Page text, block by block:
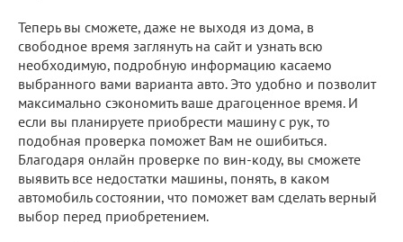
Теперь вы сможете, даже не выходя из дома, в
свободное время заглянуть на сайт и узнать всю
необходимую, подробную информацию касаемо
выбранного вами варианта авто. Это удобно и позволит
максимально сэкономить ваше драгоценное время. И
если вы планируете приобрести машину с рук, то
подобная проверка поможет Вам не ошибиться. ⠀
Благодаря онлайн проверке по вин-коду, вы сможете
выявить все недостатки машины, понять, в каком
автомобиль состоянии, что поможет вам сделать верный
выбор перед приобретением. ⠀